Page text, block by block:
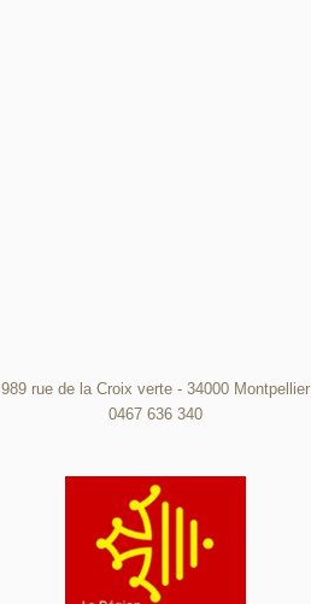
989 rue de la Croix verte - 34000 Montpellier
0467 636 340